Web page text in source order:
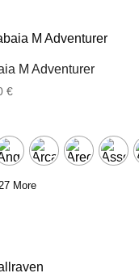
M Adventurer
€Rango
desde
89.00 €
hasta
More